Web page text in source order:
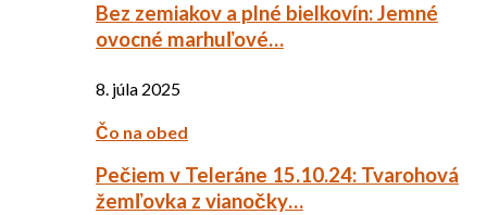
Bez zemiakov a plné bielkovín: Jemné
ovocné marhuľové…
8. júla 2025
Čo na obed
Pečiem v Teleráne 15.10.24: Tvarohová
žemľovka z vianočky…